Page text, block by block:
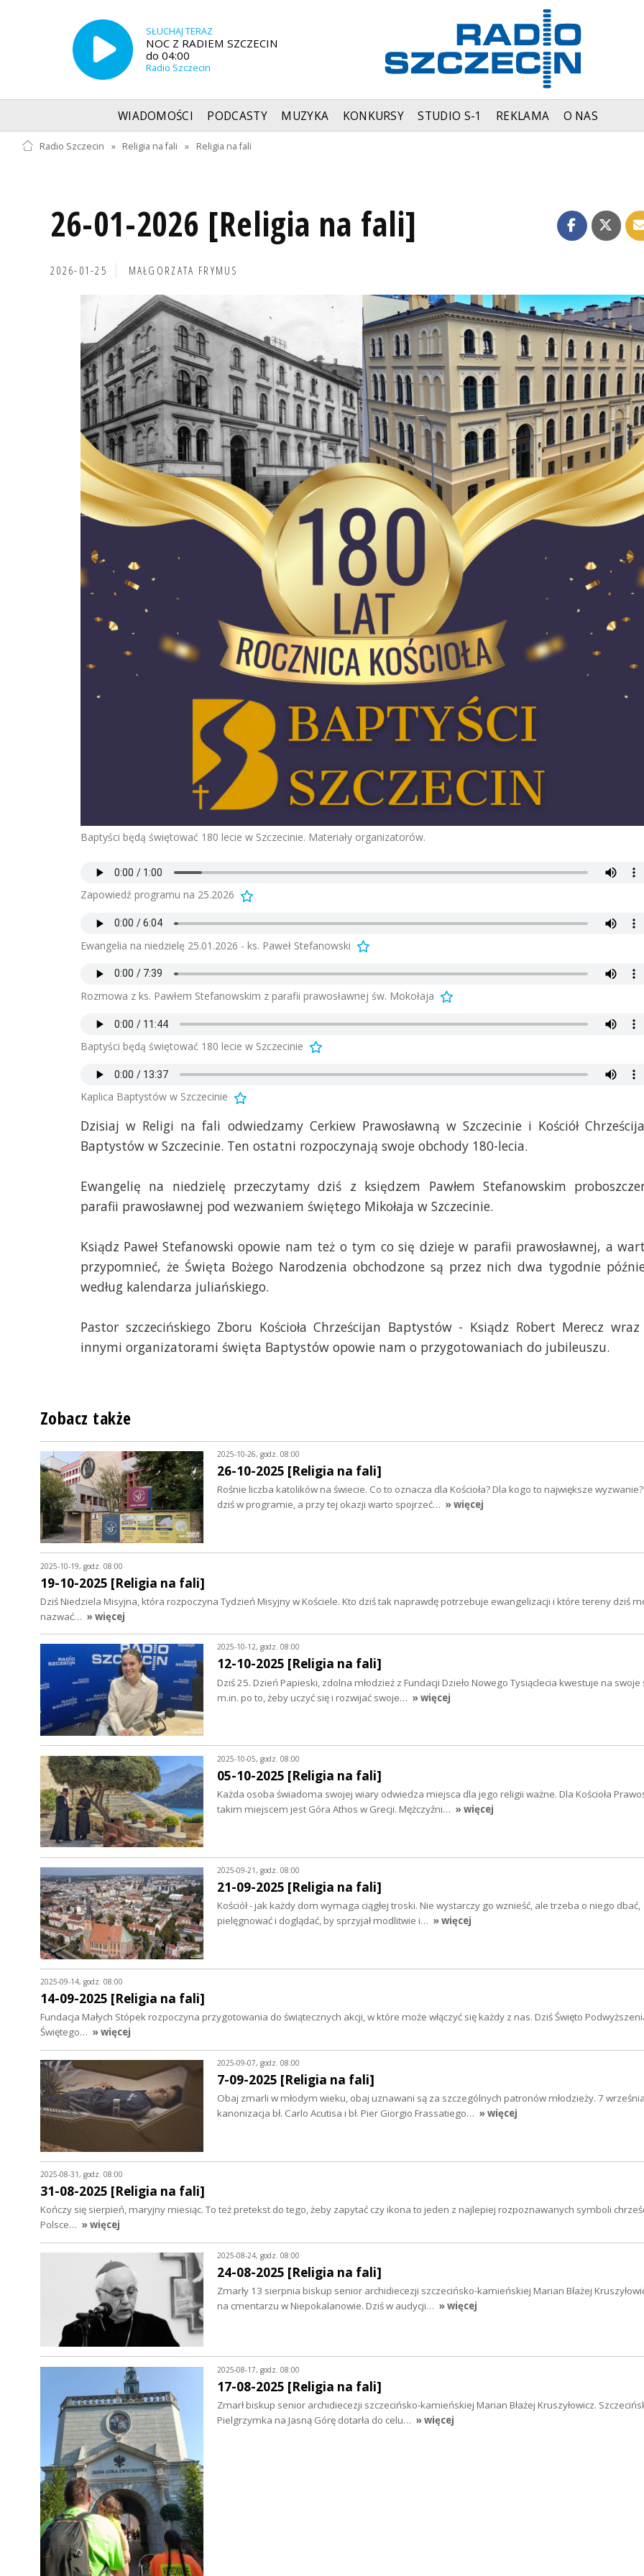
SŁUCHAJ TERAZ
NOC Z RADIEM SZCZECIN
do 04:00
Radio Szczecin
WIADOMOŚCI PODCASTY MUZYKA KONKURSY STUDIO S-1 REKLAMA O NAS
Radio Szczecin » Religia na fali » Religia na fali
26-01-2026 [Religia na fali]
2026-01-25 MAŁGORZATA FRYMUS
Baptyści będą świętować 180 lecie w Szczecinie. Materiały organizatorów.
Zapowiedź programu na 25.2026
Ewangelia na niedzielę 25.01.2026 - ks. Paweł Stefanowski
Rozmowa z ks. Pawłem Stefanowskim z parafii prawosławnej św. Mokołaja
Baptyści będą świętować 180 lecie w Szczecinie
Kaplica Baptystów w Szczecinie
Dzisiaj w Religi na fali odwiedzamy Cerkiew Prawosławną w Szczecinie i Kościół
Baptystów w Szczecinie. Ten ostatni rozpoczynają swoje obchody 180-lecia.
Ewangelię na niedzielę przeczytamy dziś z księdzem Pawłem Stefanowskim
parafii prawosławnej pod wezwaniem świętego Mikołaja w Szczecinie.
Ksiądz Paweł Stefanowski opowie nam też o tym co się dzieje w parafii prawosławnej, a
przypomnieć, że Święta Bożego Narodzenia obchodzone są przez nich dwa tygodnie
według kalendarza juliańskiego.
Pastor szczecińskiego Zboru Kościoła Chrześcijan Baptystów - Ksiądz Robert Merecz
innymi organizatorami święta Baptystów opowie nam o przygotowaniach do jubileuszu.
Zobacz także
2025-10-26, godz. 08:00
26-10-2025 [Religia na fali]
Rośnie liczba katolików na świecie. Co to oznacza dla Kościoła? Dla kogo to największe
dziś w programie, a przy tej okazji warto spojrzeć… » więcej
2025-10-19, godz. 08:00
19-10-2025 [Religia na fali]
Dziś Niedziela Misyjna, która rozpoczyna Tydzień Misyjny w Kościele. Kto dziś tak naprawdę potrzebuje ewangelizacji i które tereny dziś
nazwać… » więcej
2025-10-12, godz. 08:00
12-10-2025 [Religia na fali]
Dziś 25. Dzień Papieski, zdolna młodzież z Fundacji Dzieło Nowego Tysiąclecia kwestuje na
m.in. po to, żeby uczyć się i rozwijać swoje… » więcej
2025-10-05, godz. 08:00
05-10-2025 [Religia na fali]
Każda osoba świadoma swojej wiary odwiedza miejsca dla jego religii ważne. Dla Kościoła
takim miejscem jest Góra Athos w Grecji. Mężczyźni… » więcej
2025-09-21, godz. 08:00
21-09-2025 [Religia na fali]
Kościół - jak każdy dom wymaga ciągłej troski. Nie wystarczy go wznieść, ale trzeba o niego dbać,
pielęgnować i doglądać, by sprzyjał modlitwie i… » więcej
2025-09-14, godz. 08:00
14-09-2025 [Religia na fali]
Fundacja Małych Stópek rozpoczyna przygotowania do świątecznych akcji, w które może włączyć się każdy z nas. Dziś Święto
Świętego… » więcej
2025-09-07, godz. 08:00
7-09-2025 [Religia na fali]
Obaj zmarli w młodym wieku, obaj uznawani są za szczególnych patronów młodzieży. 7 września
kanonizacja bł. Carlo Acutisa i bł. Pier Giorgio Frassatiego… » więcej
2025-08-31, godz. 08:00
31-08-2025 [Religia na fali]
Kończy się sierpień, maryjny miesiąc. To też pretekst do tego, żeby zapytać czy ikona to jeden z najlepiej rozpoznawanych symboli
Polsce… » więcej
2025-08-24, godz. 08:00
24-08-2025 [Religia na fali]
Zmarły 13 sierpnia biskup senior archidiecezji szczecińsko-kamieńskiej Marian Błażej
na cmentarzu w Niepokalanowie. Dziś w audycji… » więcej
2025-08-17, godz. 08:00
17-08-2025 [Religia na fali]
Zmarł biskup senior archidiecezji szczecińsko-kamieńskiej Marian Błażej Kruszyłowicz.
Pielgrzymka na Jasną Górę dotarła do celu… » więcej